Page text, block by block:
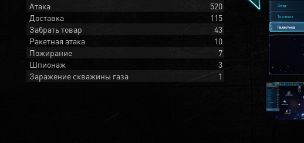
Атака
520
Доставка
115
Забрать товар
43
Ракетная атака
10
Пожирание
7
Шпионаж
3
Заражение скважины газа
1